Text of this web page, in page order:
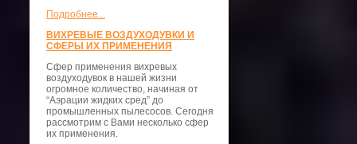
Подробнее...
ВИХРЕВЫЕ ВОЗДУХОДУВКИ И
СФЕРЫ ИХ ПРИМЕНЕНИЯ
Сфер применения вихревых
воздуходувок в нашей жизни
огромное количество, начиная от
“Аэрации жидких сред” до
промышленных пылесосов. Сегодня
рассмотрим с Вами несколько сфер
их применения.